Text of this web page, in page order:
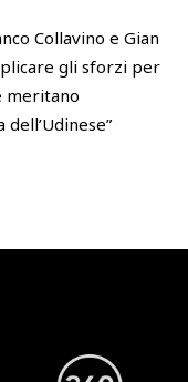
Collavino e Gian
gli sforzi per
meritano